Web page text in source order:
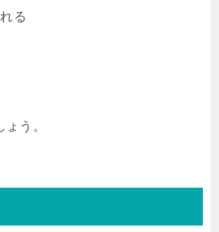
る
う。